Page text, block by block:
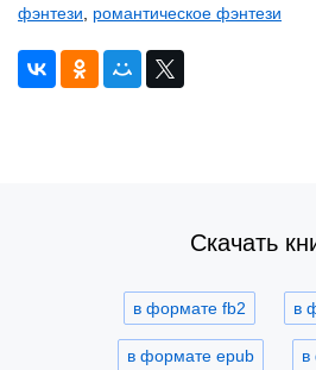
фэнтези, романтическое фэнтези
Скачать
в формате fb2 в
в формате epub в